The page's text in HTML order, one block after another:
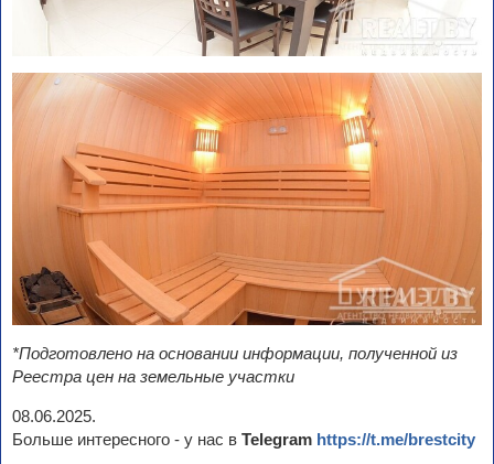
*Подготовлено на основании информации, полученной из
Реестра цен на земельные участки
08.06.2025.
Больше интересного - у нас в Telegram https://t.me/brestcity